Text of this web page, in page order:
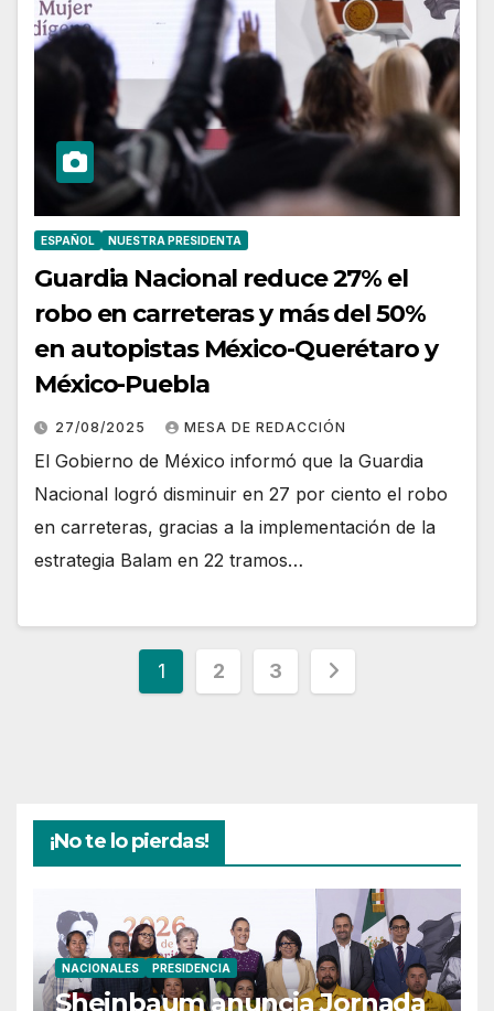
ESPAÑOL NUESTRA PRESIDENTA
Guardia Nacional reduce 27% el
robo en carreteras y más del 50%
en autopistas México-Querétaro y
México-Puebla
27/08/2025 MESA DE REDACCIÓN
El Gobierno de México informó que la Guardia
Nacional logró disminuir en 27 por ciento el robo
en carreteras, gracias a la implementación de la
estrategia Balam en 22 tramos…
Paginación
1 2 3
¡No te lo pierdas!
NACIONALES PRESIDENCIA
Sheinbaum anuncia Jornada